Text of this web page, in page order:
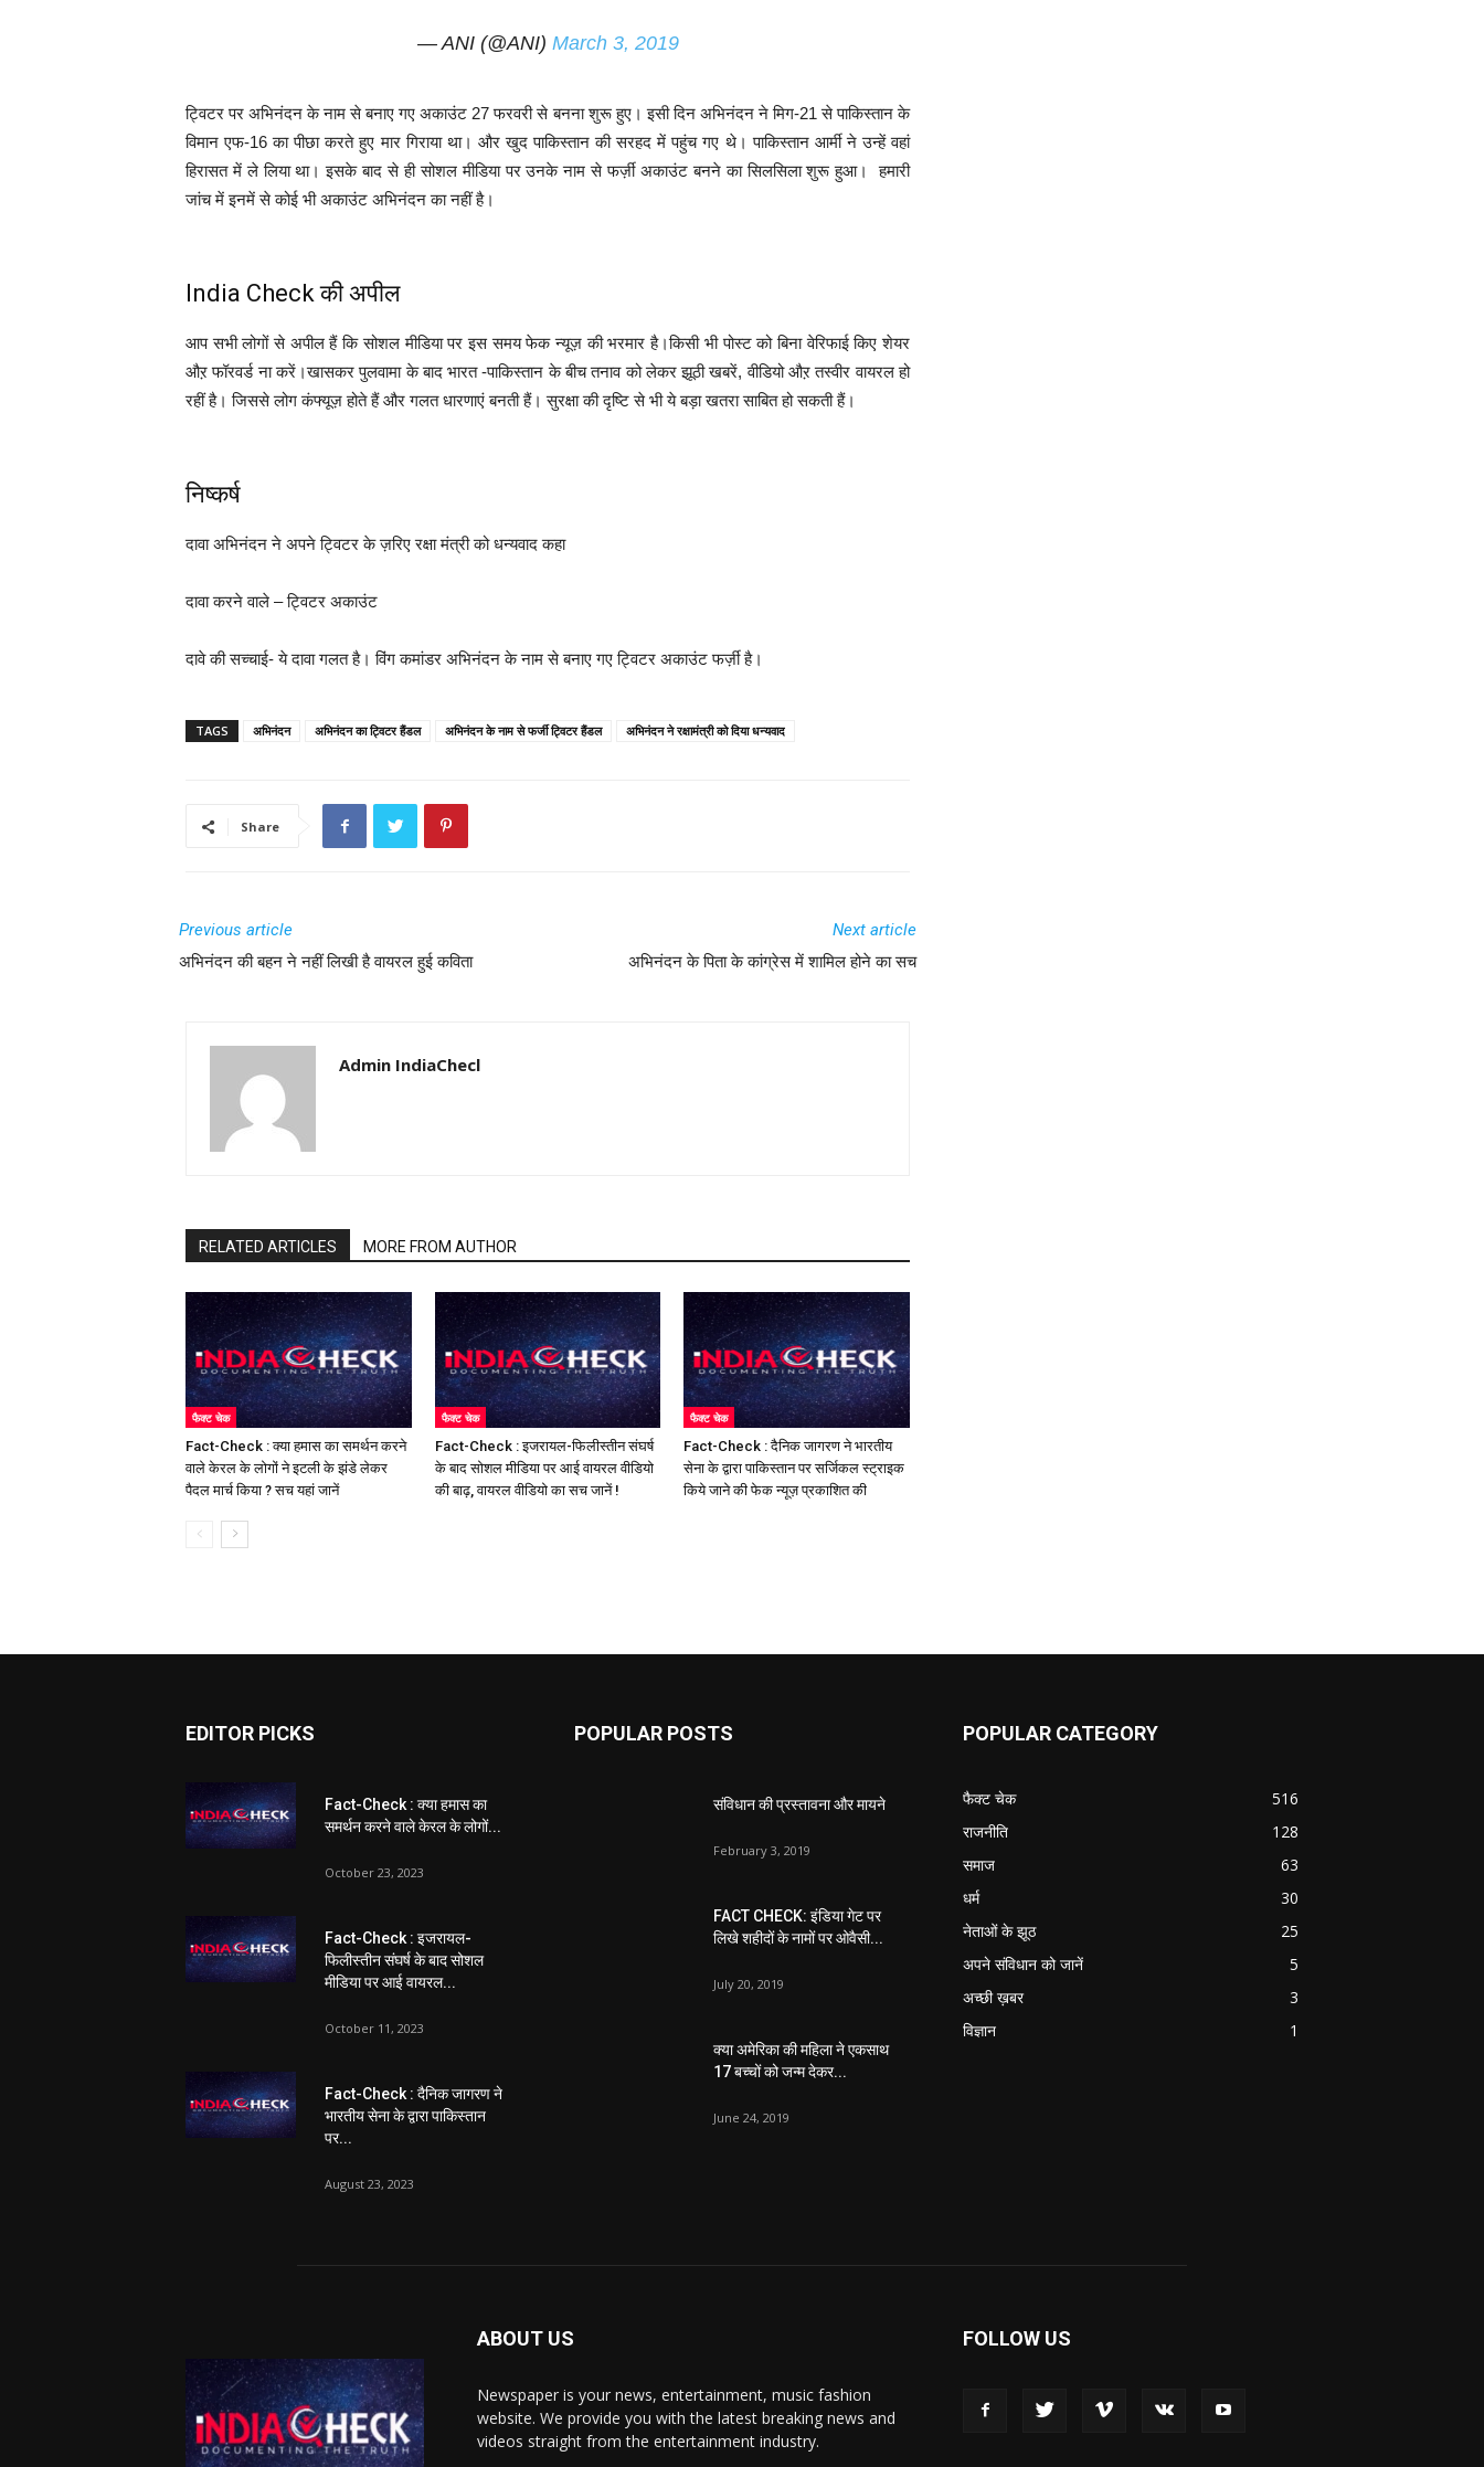
— ANI (@ANI) March 3, 2019
ट्विटर पर अभिनंदन के नाम से बनाए गए अकाउंट 27 फरवरी से बनना शुरू हुए। इसी दिन अभिनंदन ने मिग-21 से पाकिस्तान के
विमान एफ-16 का पीछा करते हुए मार गिराया था। और खुद पाकिस्तान की सरहद में पहुंच गए थे। पाकिस्तान आर्मी ने उन्हें वहां
हिरासत में ले लिया था। इसके बाद से ही सोशल मीडिया पर उनके नाम से फर्ज़ी अकाउंट बनने का सिलसिला शुरू हुआ। हमारी
जांच में इनमें से कोई भी अकाउंट अभिनंदन का नहीं है।
India Check की अपील
आप सभी लोगों से अपील हैं कि सोशल मीडिया पर इस समय फेक न्यूज़ की भरमार है।किसी भी पोस्ट को बिना वेरिफाई किए शेयर
औऱ फॉरवर्ड ना करें।खासकर पुलवामा के बाद भारत -पाकिस्तान के बीच तनाव को लेकर झूठी खबरें, वीडियो औऱ तस्वीर वायरल हो
रहीं है। जिससे लोग कंफ्यूज़ होते हैं और गलत धारणाएं बनती हैं। सुरक्षा की दृष्टि से भी ये बड़ा खतरा साबित हो सकती हैं।
निष्कर्ष
दावा अभिनंदन ने अपने ट्विटर के ज़रिए रक्षा मंत्री को धन्यवाद कहा
दावा करने वाले – ट्विटर अकाउंट
दावे की सच्चाई- ये दावा गलत है। विंग कमांडर अभिनंदन के नाम से बनाए गए ट्विटर अकाउंट फर्ज़ी है।
TAGS अभिनंदन अभिनंदन का ट्विटर हैंडल अभिनंदन के नाम से फर्जी ट्विटर हैंडल अभिनंदन ने रक्षामंत्री को दिया धन्यवाद
Share
Previous article
अभिनंदन की बहन ने नहीं लिखी है वायरल हुई कविता
Next article
अभिनंदन के पिता के कांग्रेस में शामिल होने का सच
Admin IndiaChecl
RELATED ARTICLES MORE FROM AUTHOR
फैक्ट चेक
Fact-Check : क्या हमास का समर्थन करने
वाले केरल के लोगों ने इटली के झंडे लेकर
पैदल मार्च किया ? सच यहां जानें
फैक्ट चेक
Fact-Check : इजरायल-फिलीस्तीन संघर्ष
के बाद सोशल मीडिया पर आई वायरल वीडियो
की बाढ़, वायरल वीडियो का सच जानें !
फैक्ट चेक
Fact-Check : दैनिक जागरण ने भारतीय
सेना के द्वारा पाकिस्तान पर सर्जिकल स्ट्राइक
किये जाने की फेक न्यूज़ प्रकाशित की
EDITOR PICKS
Fact-Check : क्या हमास का
समर्थन करने वाले केरल के लोगों...
October 23, 2023
Fact-Check : इजरायल-
फिलीस्तीन संघर्ष के बाद सोशल
मीडिया पर आई वायरल...
October 11, 2023
Fact-Check : दैनिक जागरण ने
भारतीय सेना के द्वारा पाकिस्तान
पर...
August 23, 2023
POPULAR POSTS
संविधान की प्रस्तावना और मायने
February 3, 2019
FACT CHECK: इंडिया गेट पर
लिखे शहीदों के नामों पर ओवैसी...
July 20, 2019
क्या अमेरिका की महिला ने एकसाथ
17 बच्चों को जन्म देकर...
June 24, 2019
POPULAR CATEGORY
फैक्ट चेक
516
राजनीति
128
समाज
63
धर्म
30
नेताओं के झूठ
25
अपने संविधान को जानें
5
अच्छी ख़बर
3
विज्ञान
1
ABOUT US
Newspaper is your news, entertainment, music fashion
website. We provide you with the latest breaking news and
videos straight from the entertainment industry.
FOLLOW US